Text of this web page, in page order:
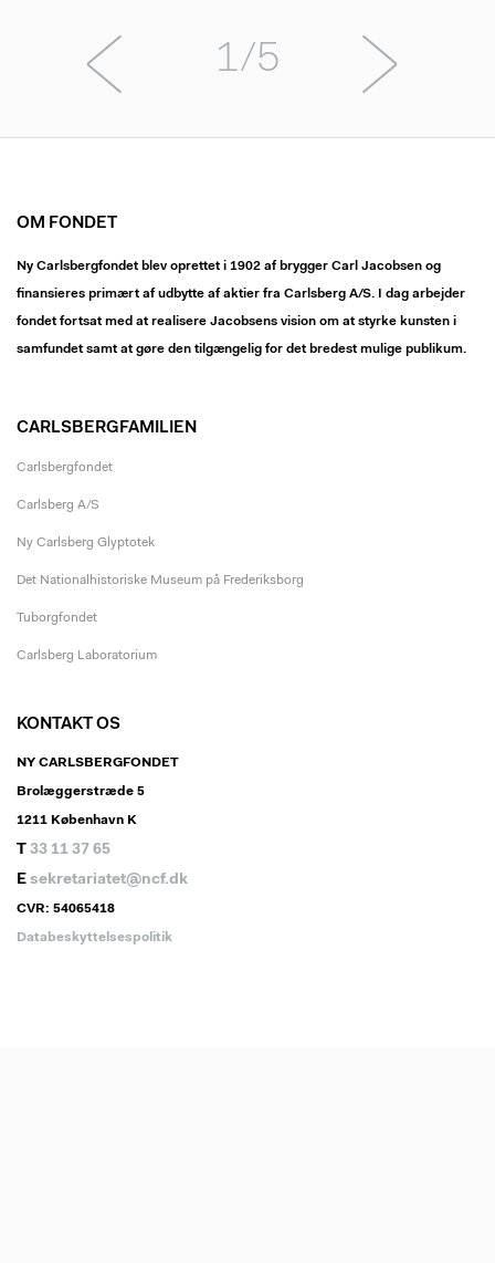
1/5
OM FONDET
Ny Carlsbergfondet blev oprettet i 1902 af brygger Carl Jacobsen og
finansieres primært af udbytte af aktier fra Carlsberg A/S. I dag arbejder
fondet fortsat med at realisere Jacobsens vision om at styrke kunsten i
samfundet samt at gøre den tilgængelig for det bredest mulige publikum.
CARLSBERGFAMILIEN
Carlsbergfondet
Carlsberg A/S
Ny Carlsberg Glyptotek
Det Nationalhistoriske Museum på Frederiksborg
Tuborgfondet
Carlsberg Laboratorium
KONTAKT OS
NY CARLSBERGFONDET
Brolæggerstræde 5
1211 København K
T 33 11 37 65
E sekretariatet@ncf.dk
CVR: 54065418
Databeskyttelsespolitik